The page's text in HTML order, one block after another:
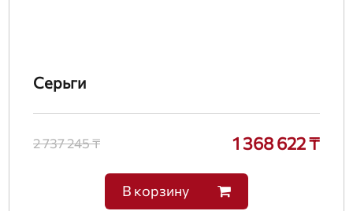
Серьги
2 737 245 ₸ 1 368 622 ₸
В корзину